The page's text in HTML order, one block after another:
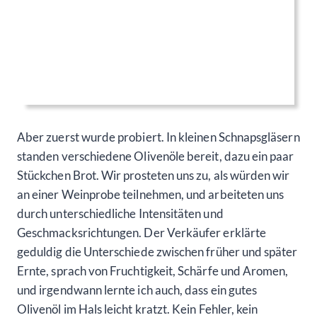
Aber zuerst wurde probiert. In kleinen Schnapsgläsern
standen verschiedene Olivenöle bereit, dazu ein paar
Stückchen Brot. Wir prosteten uns zu, als würden wir
an einer Weinprobe teilnehmen, und arbeiteten uns
durch unterschiedliche Intensitäten und
Geschmacksrichtungen. Der Verkäufer erklärte
geduldig die Unterschiede zwischen früher und später
Ernte, sprach von Fruchtigkeit, Schärfe und Aromen,
und irgendwann lernte ich auch, dass ein gutes
Olivenöl im Hals leicht kratzt. Kein Fehler, kein